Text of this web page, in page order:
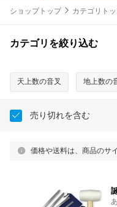
ショップトップ カテゴリト
カテゴリを絞り込む
天上数の音叉 地上数の
売り切れを含む
価格や送料は、商品のサ